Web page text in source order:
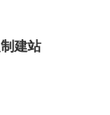
建站